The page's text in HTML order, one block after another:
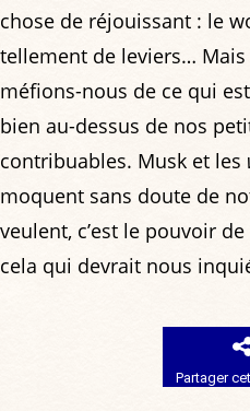
chose de réjouissant : le
tellement de leviers…
méfions-nous de ce qui
bien au-dessus de nos
contribuables. Musk et les
moquent sans doute de
veulent, c’est le pouvoir
cela qui devrait nous
Partager